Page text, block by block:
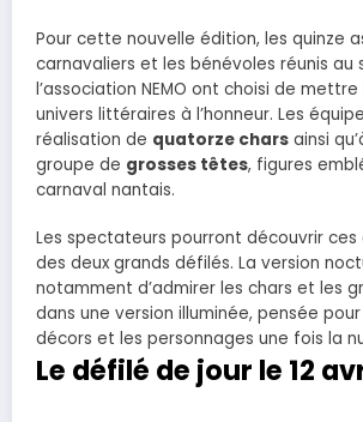
Pour cette nouvelle édition, les quinze
carnavaliers et les bénévoles réunis au
l’association NEMO ont choisi de
univers littéraires à l’honneur. Les
réalisation de quatorze chars ainsi
groupe de grosses têtes, figures
carnaval nantais.
Les spectateurs pourront découvrir ces
des deux grands défilés. La version
notamment d’admirer les chars et les
dans une version illuminée, pensée
décors et les personnages une fois la
Le défilé de jour le 12